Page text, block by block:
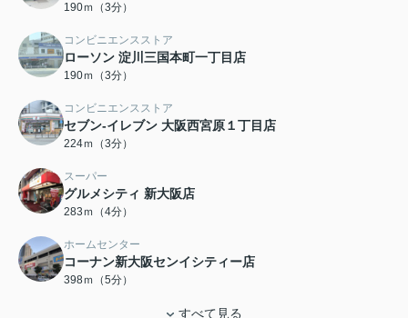
190ｍ（3分）
コンビニエンスストア
ローソン 淀川三国本町一丁目店
190ｍ（3分）
コンビニエンスストア
セブン-イレブン 大阪西宮原１丁目店
224ｍ（3分）
スーパー
グルメシティ 新大阪店
283ｍ（4分）
ホームセンター
コーナン新大阪センイシティー店
398ｍ（5分）
すべて見る